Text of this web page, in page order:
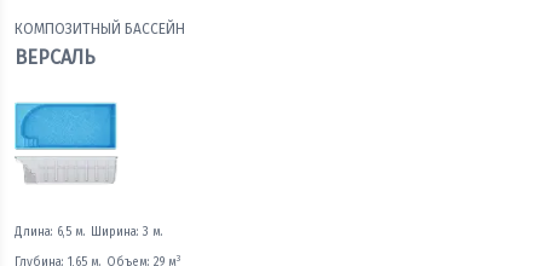
КОМПОЗИТНЫЙ БАССЕЙН
ВЕРСАЛЬ
Длина: 6,5 м. Ширина: 3 м.
Глубина: 1,65 м. Объем: 29 м3